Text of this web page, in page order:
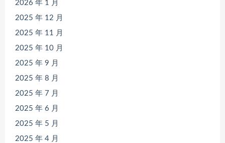
2026 年 1 月
2025 年 12 月
2025 年 11 月
2025 年 10 月
2025 年 9 月
2025 年 8 月
2025 年 7 月
2025 年 6 月
2025 年 5 月
2025 年 4 月